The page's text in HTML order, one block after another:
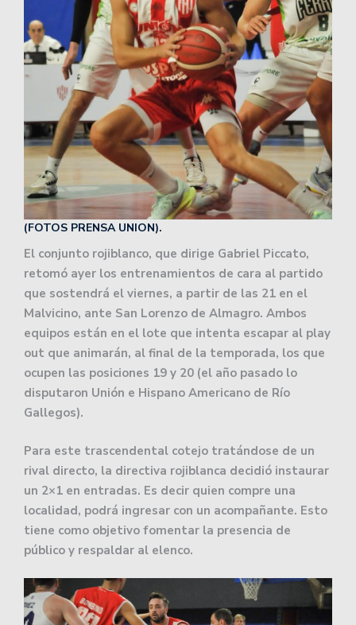
(FOTOS PRENSA UNION).
El conjunto rojiblanco, que dirige Gabriel Piccato,
retomó ayer los entrenamientos de cara al partido
que sostendrá el viernes, a partir de las 21 en el
Malvicino, ante San Lorenzo de Almagro. Ambos
equipos están en el lote que intenta escapar al play
out que animarán, al final de la temporada, los que
ocupen las posiciones 19 y 20 (el año pasado lo
disputaron Unión e Hispano Americano de Río
Gallegos).
Para este trascendental cotejo tratándose de un
rival directo, la directiva rojiblanca decidió instaurar
un 2×1 en entradas. Es decir quien compre una
localidad, podrá ingresar con un acompañante. Esto
tiene como objetivo fomentar la presencia de
público y respaldar al elenco.